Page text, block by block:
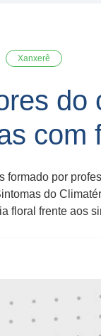
Xanxerê
do
com
formado por
do
floral frente aos